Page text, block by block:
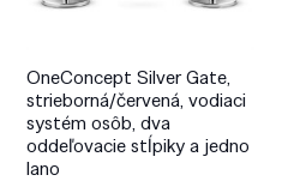
OneConcept Silver Gate,
strieborná/červená, vodiaci
systém osôb, dva
oddeľovacie stĺpiky a jedno
lano